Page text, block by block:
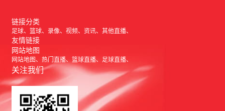
链接分类
足球 篮球 录像 视频 资讯 其他直播
友情链接
网站地图
网站地图 热门直播 篮球直播 足球直播
关注我们